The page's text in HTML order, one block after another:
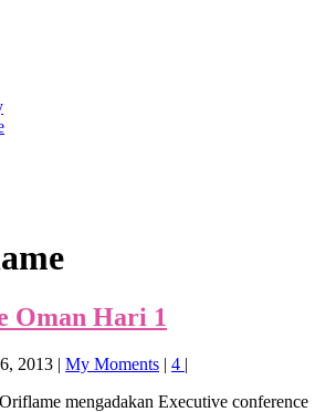
Oman Hari 1
2013 | My Moments | 4 |
mengadakan Executive conference